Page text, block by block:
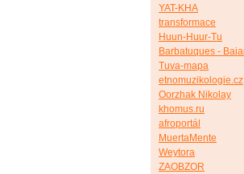
YAT-KHA
transformace
Huun-Huur-Tu
Barbatuques -
Tuva-mapa
etnomuzikologie.cz
Oorzhak Nikolay
khomus.ru
afroportál
MuertaMente
Weytora
ZAOBZOR